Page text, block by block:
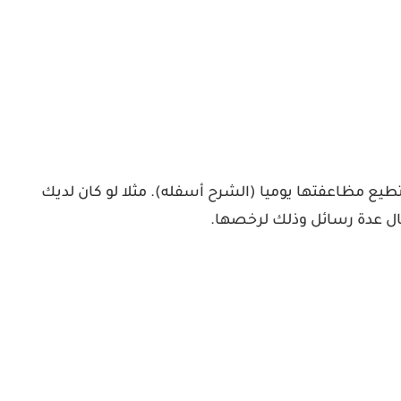
الا انك تستطيع مظاعفتها يوميا (الشرح أسفله). مثلا لو كان لديك
عدة رسائل وذلك لرخصها.